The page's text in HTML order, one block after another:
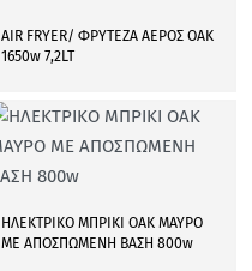
AIR FRYER/ ΦΡΥΤΕΖΑ ΑΕΡΟΣ OAK
1650w 7,2LT
ΗΛΕΚΤΡΙΚΟ ΜΠΡΙΚΙ OAK ΜΑΥΡΟ
ΜΕ ΑΠΟΣΠΩΜΕΝΗ ΒΑΣΗ 800w